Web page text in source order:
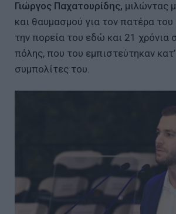
Γιώργος Παχατουρίδης, μιλώντας
και θαυμασμού για τον πατέρα του
την πορεία του εδώ και 21 χρόνια
πόλης, που του εμπιστεύτηκαν
συμπολίτες του.